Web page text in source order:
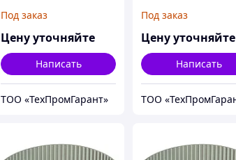
Под заказ
Цену уточняйте
Написать
ТОО «ТехПромГарант»
Под заказ
Цену уточняйте
Написать
ТОО